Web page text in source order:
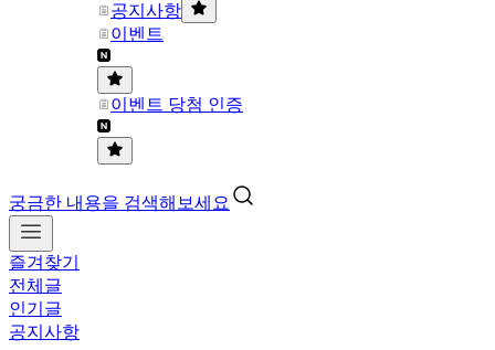
공지사항
이벤트
이벤트 당첨 인증
궁금한 내용을 검색해보세요
즐겨찾기
전체글
인기글
공지사항